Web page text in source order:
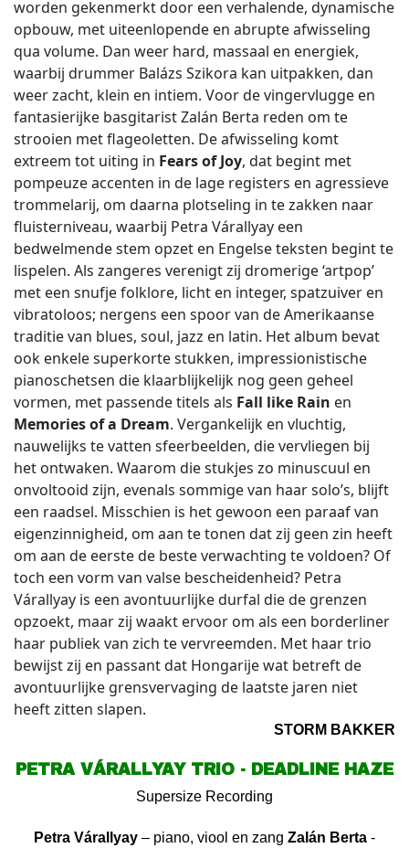
worden gekenmerkt door een verhalende, dynamische
opbouw, met uiteenlopende en abrupte afwisseling
qua volume. Dan weer hard, massaal en energiek,
waarbij drummer Balázs Szikora kan uitpakken, dan
weer zacht, klein en intiem. Voor de vingervlugge en
fantasierijke basgitarist Zalán Berta reden om te
strooien met flageoletten. De afwisseling komt
extreem tot uiting in Fears of Joy, dat begint met
pompeuze accenten in de lage registers en agressieve
trommelarij, om daarna plotseling in te zakken naar
fluisterniveau, waarbij Petra Várallyay een
bedwelmende stem opzet en Engelse teksten begint te
lispelen. Als zangeres verenigt zij dromerige ‘artpop’
met een snufje folklore, licht en integer, spatzuiver en
vibratoloos; nergens een spoor van de Amerikaanse
traditie van blues, soul, jazz en latin. Het album bevat
ook enkele superkorte stukken, impressionistische
pianoschetsen die klaarblijkelijk nog geen geheel
vormen, met passende titels als Fall like Rain en
Memories of a Dream. Vergankelijk en vluchtig,
nauwelijks te vatten sfeerbeelden, die vervliegen bij
het ontwaken. Waarom die stukjes zo minuscuul en
onvoltooid zijn, evenals sommige van haar solo’s, blijft
een raadsel. Misschien is het gewoon een paraaf van
eigenzinnigheid, om aan te tonen dat zij geen zin heeft
om aan de eerste de beste verwachting te voldoen? Of
toch een vorm van valse bescheidenheid? Petra
Várallyay is een avontuurlijke durfal die de grenzen
opzoekt, maar zij waakt ervoor om als een borderliner
haar publiek van zich te vervreemden. Met haar trio
bewijst zij en passant dat Hongarije wat betreft de
avontuurlijke grensvervaging de laatste jaren niet
heeft zitten slapen.
STORM BAKKER
PETRA VÁRALLYAY TRIO - DEADLINE HAZE
Supersize Recording
Petra Várallyay – piano, viool en zang Zalán Berta -